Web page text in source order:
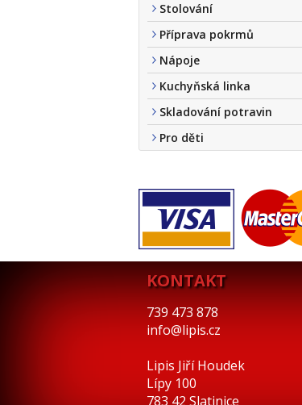
Stolování
Příprava pokrmů
Nápoje
Kuchyňská linka
Skladování potravin
Pro děti
KONTAKT
739 473 878
info@lipis.cz
Lipis Jiří Houdek
Lípy 100
783 42 Slatinice